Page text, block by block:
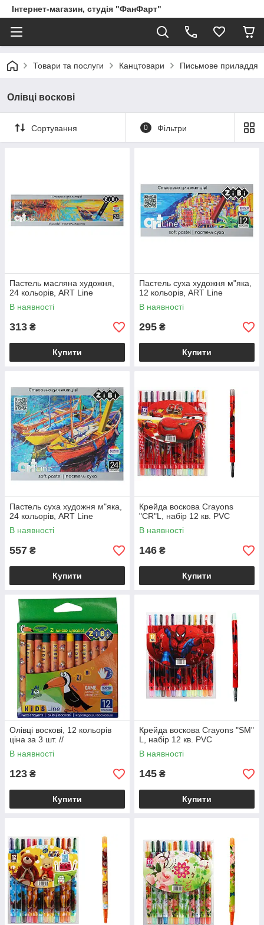
Інтернет-магазин, студія "ФанФарт"
Товари та послуги Канцтовари Письмове приладдя
Олівці воскові
Сортування 0 Фільтри
Пастель масляна художня,
24 кольорів, ART Line
В наявності
313 ₴
Купити
Пастель суха художня м"яка,
12 кольорів, ART Line
В наявності
295 ₴
Купити
Пастель суха художня м"яка,
24 кольорів, ART Line
В наявності
557 ₴
Купити
Крейда воскова Crayons
"CR"L, набір 12 кв. PVC
В наявності
146 ₴
Купити
Олівці воскові, 12 кольорів
ціна за 3 шт. //
В наявності
123 ₴
Купити
Крейда воскова Crayons "SM"
L, набір 12 кв. PVC
В наявності
145 ₴
Купити